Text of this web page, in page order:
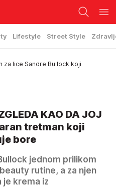
Lifestyle Street Style
za lice Sandre Bullock koji
KAO DA JOJ
tretman koji
bore
jednom prilikom
rutine, a za njen
je krema iz